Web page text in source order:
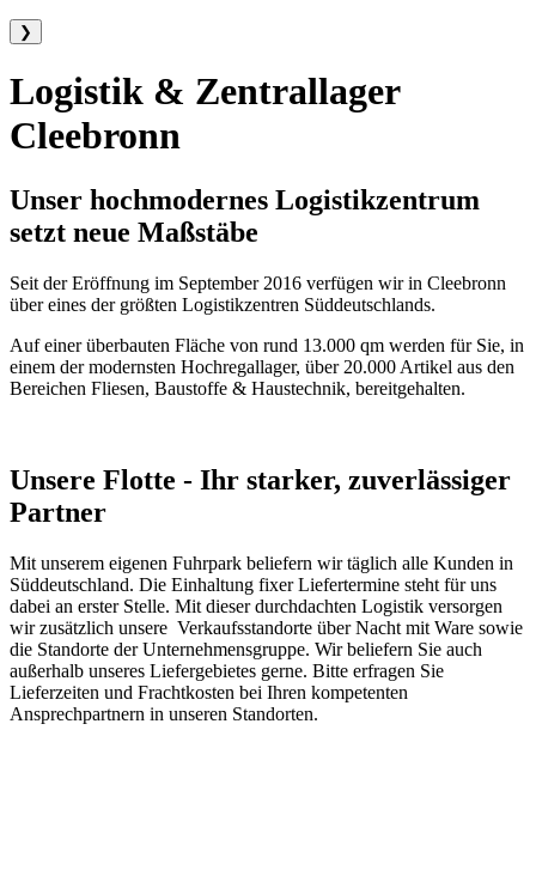
❯
Logistik & Zentrallager
Cleebronn
Unser hochmodernes Logistikzentrum
setzt neue Maßstäbe
Seit der Eröffnung im September 2016 verfügen wir in Cleebronn
über eines der größten Logistikzentren Süddeutschlands.
Auf einer überbauten Fläche von rund 13.000 qm werden für Sie, in
einem der modernsten Hochregallager, über 20.000 Artikel aus den
Bereichen Fliesen, Baustoffe & Haustechnik, bereitgehalten.
Unsere Flotte - Ihr starker, zuverlässiger
Partner
Mit unserem eigenen Fuhrpark beliefern wir täglich alle Kunden in
Süddeutschland. Die Einhaltung fixer Liefertermine steht für uns
dabei an erster Stelle. Mit dieser durchdachten Logistik versorgen
wir zusätzlich unsere Verkaufsstandorte über Nacht mit Ware sowie
die Standorte der Unternehmensgruppe. Wir beliefern Sie auch
außerhalb unseres Liefergebietes gerne. Bitte erfragen Sie
Lieferzeiten und Frachtkosten bei Ihren kompetenten
Ansprechpartnern in unseren Standorten.